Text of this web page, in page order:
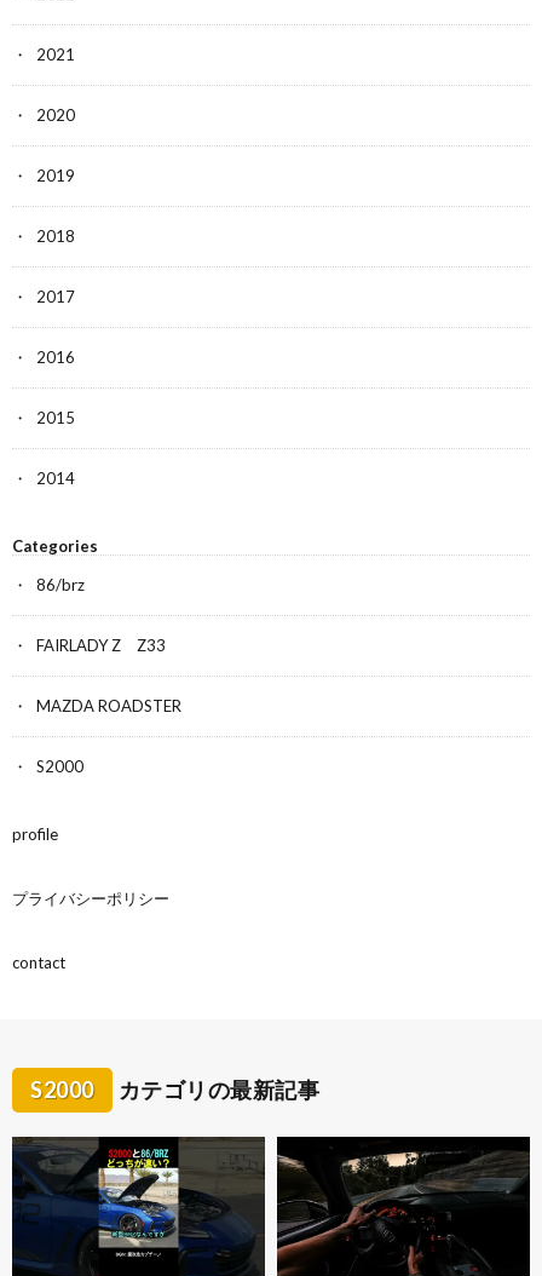
2021
2020
2019
2018
2017
2016
2015
2014
Categories
86/brz
FAIRLADY Z Z33
MAZDA ROADSTER
S2000
profile
プライバシーポリシー
contact
S2000 カテゴリの最新記事